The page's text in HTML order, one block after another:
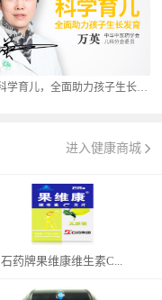
[视频]科学育儿，全面助力孩子生长发育
进入健康商城
石药牌果维康维生素C...